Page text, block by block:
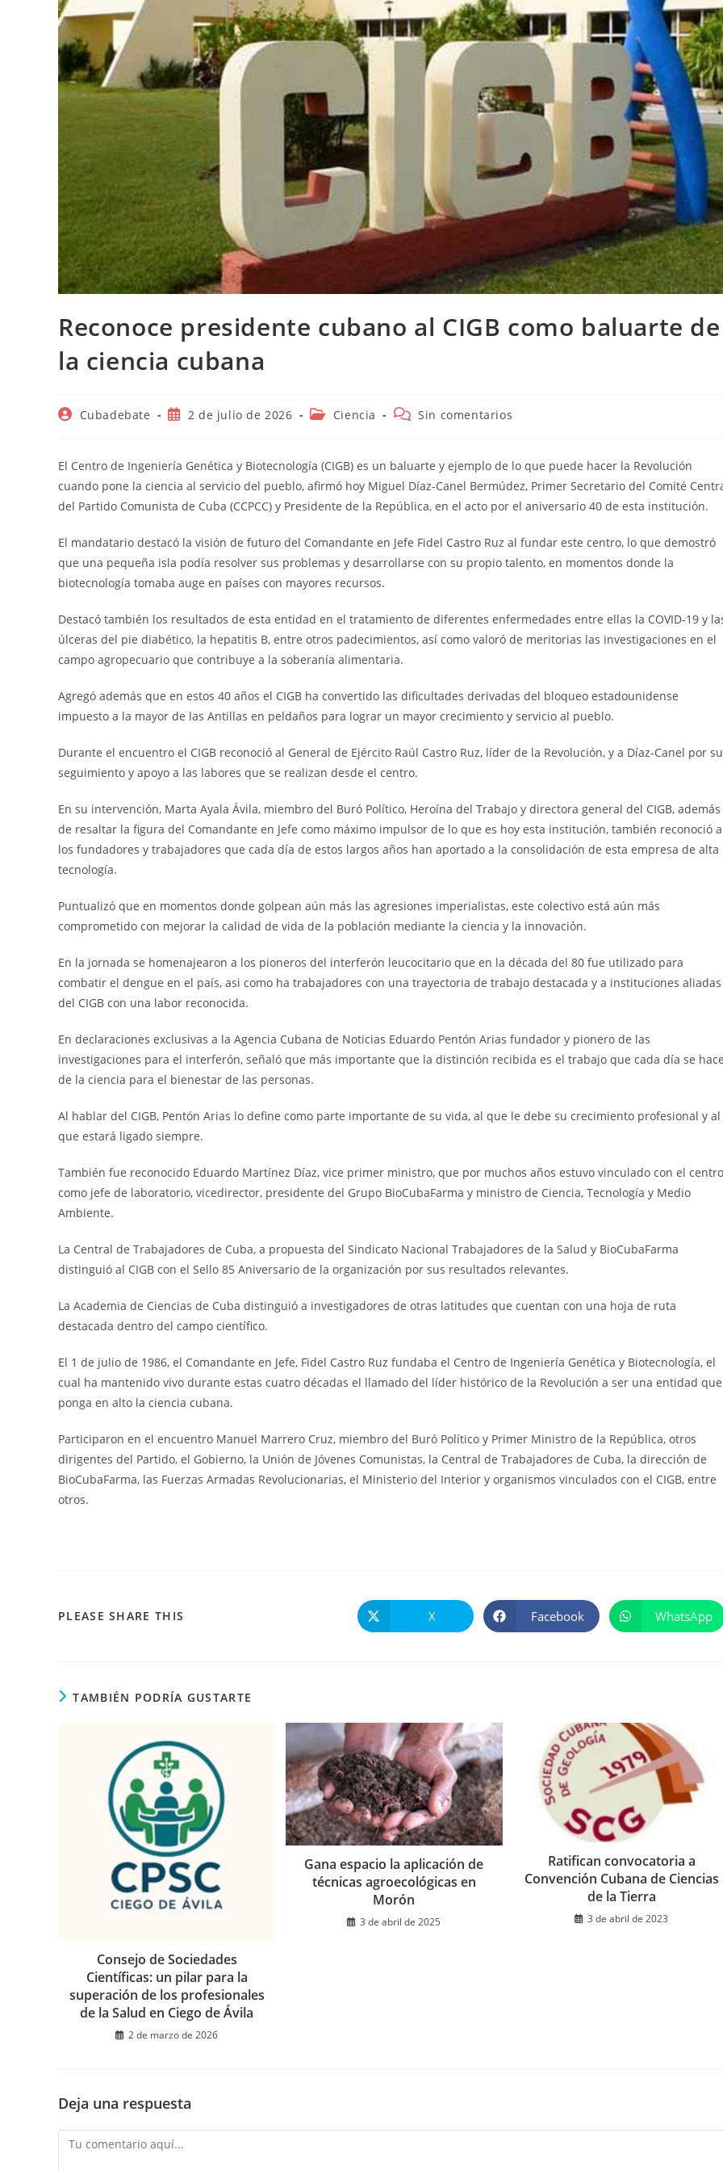
Reconoce presidente cubano al CIGB como baluarte de
la ciencia cubana
Autor
entrada:
Cubadebate
Publicación
entrada:
2 de julio de 2026
Categoría
entrada:
Ciencia
Comentarios
entrada:
Sin comentarios
El Centro de Ingeniería Genética y Biotecnología (CIGB) es un baluarte y ejemplo de lo que puede hacer la Revolución
cuando pone la ciencia al servicio del pueblo, afirmó hoy Miguel Díaz-Canel Bermúdez, Primer Secretario del Comité
del Partido Comunista de Cuba (CCPCC) y Presidente de la República, en el acto por el aniversario 40 de esta institución.
El mandatario destacó la visión de futuro del Comandante en Jefe Fidel Castro Ruz al fundar este centro, lo que demostró
que una pequeña isla podía resolver sus problemas y desarrollarse con su propio talento, en momentos donde la
biotecnología tomaba auge en países con mayores recursos.
Destacó también los resultados de esta entidad en el tratamiento de diferentes enfermedades entre ellas la COVID-19 y
úlceras del pie diabético, la hepatitis B, entre otros padecimientos, así como valoró de meritorias las investigaciones en el
campo agropecuario que contribuye a la soberanía alimentaria.
Agregó además que en estos 40 años el CIGB ha convertido las dificultades derivadas del bloqueo estadounidense
impuesto a la mayor de las Antillas en peldaños para lograr un mayor crecimiento y servicio al pueblo.
Durante el encuentro el CIGB reconoció al General de Ejército Raúl Castro Ruz, líder de la Revolución, y a Díaz-Canel por su
seguimiento y apoyo a las labores que se realizan desde el centro.
En su intervención, Marta Ayala Ávila, miembro del Buró Político, Heroína del Trabajo y directora general del CIGB, además
de resaltar la figura del Comandante en Jefe como máximo impulsor de lo que es hoy esta institución, también reconoció a
los fundadores y trabajadores que cada día de estos largos años han aportado a la consolidación de esta empresa de alta
tecnología.
Puntualizó que en momentos donde golpean aún más las agresiones imperialistas, este colectivo está aún más
comprometido con mejorar la calidad de vida de la población mediante la ciencia y la innovación.
En la jornada se homenajearon a los pioneros del interferón leucocitario que en la década del 80 fue utilizado para
combatir el dengue en el país, asi como ha trabajadores con una trayectoria de trabajo destacada y a instituciones aliadas
del CIGB con una labor reconocida.
En declaraciones exclusivas a la Agencia Cubana de Noticias Eduardo Pentón Arias fundador y pionero de las
investigaciones para el interferón, señaló que más importante que la distinción recibida es el trabajo que cada día se hace
de la ciencia para el bienestar de las personas.
Al hablar del CIGB, Pentón Arias lo define como parte importante de su vida, al que le debe su crecimiento profesional y al
que estará ligado siempre.
También fue reconocido Eduardo Martínez Díaz, vice primer ministro, que por muchos años estuvo vinculado con el centro
como jefe de laboratorio, vicedirector, presidente del Grupo BioCubaFarma y ministro de Ciencia, Tecnología y Medio
Ambiente.
La Central de Trabajadores de Cuba, a propuesta del Sindicato Nacional Trabajadores de la Salud y BioCubaFarma
distinguió al CIGB con el Sello 85 Aniversario de la organización por sus resultados relevantes.
La Academia de Ciencias de Cuba distinguió a investigadores de otras latitudes que cuentan con una hoja de ruta
destacada dentro del campo científico.
El 1 de julio de 1986, el Comandante en Jefe, Fidel Castro Ruz fundaba el Centro de Ingeniería Genética y Biotecnología, el
cual ha mantenido vivo durante estas cuatro décadas el llamado del líder histórico de la Revolución a ser una entidad que
ponga en alto la ciencia cubana.
Participaron en el encuentro Manuel Marrero Cruz, miembro del Buró Político y Primer Ministro de la República, otros
dirigentes del Partido, el Gobierno, la Unión de Jóvenes Comunistas, la Central de Trabajadores de Cuba, la dirección de
BioCubaFarma, las Fuerzas Armadas Revolucionarias, el Ministerio del Interior y organismos vinculados con el CIGB, entre
otros.
PLEASE SHARE THIS
abre
X Se
abre
Facebook Se
abre
WhatsApp
TAMBIÉN PODRÍA GUSTARTE
Consejo de Sociedades
Científicas: un pilar para la
superación de los profesionales
de la Salud en Ciego de Ávila
2 de marzo de 2026
Gana espacio la aplicación de
técnicas agroecológicas en
Morón
3 de abril de 2025
Ratifican convocatoria a
Convención Cubana de Ciencias
de la Tierra
3 de abril de 2023
Deja una respuesta
Comentario